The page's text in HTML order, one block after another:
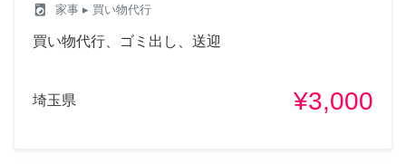
local_laundry_service 家事 ▸ 買い物代行
買い物代行、ゴミ出し、送迎
埼玉県 ¥3,000